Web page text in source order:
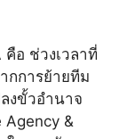
อ ช่วงเวลาที่
กการย้ายทีม
งขั้วอำนาจ
Agency &